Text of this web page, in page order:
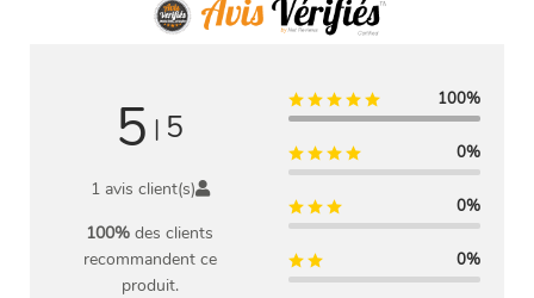
5 | 5
1 avis client(s)
100% des clients
recommandent ce
produit.
100%
0%
0%
0%